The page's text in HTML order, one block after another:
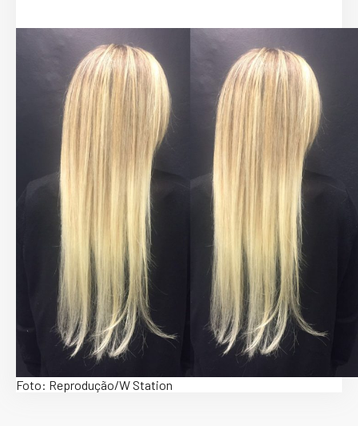
Foto: Reprodução/W Station